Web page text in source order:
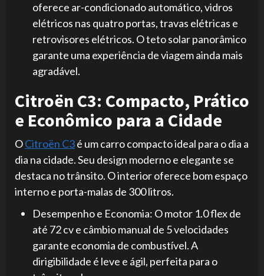
oferece ar-condicionado automático, vidros
elétricos nas quatro portas, travas elétricas e
retrovisores elétricos. O teto solar panorâmico
garante uma experiência de viagem ainda mais
agradável.
Citroën C3: Compacto, Prático
e Econômico para a Cidade
OCitroën C3é um carro compacto ideal para o dia a
dia na cidade. Seu design moderno e elegante se
destaca no trânsito. O interior oferece bom espaço
interno e porta-malas de 300 litros.
Desempenho e Economia: O motor 1.0 flex de
até 72 cv e câmbio manual de 5 velocidades
garante economia de combustível. A
dirigibilidade é leve e ágil, perfeita para o